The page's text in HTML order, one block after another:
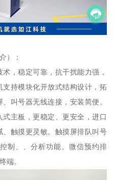
）：
，稳定可靠，抗干扰能力强，
持模块化开放式结构设计，拓
叫号器无线连接，安装简便。
主板，更稳定、更安全，进口
触摸更灵敏。触摸屏排队叫号
制、、分析功能。微信预约排
端。